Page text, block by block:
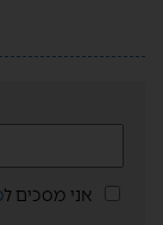
אני מסכים ל